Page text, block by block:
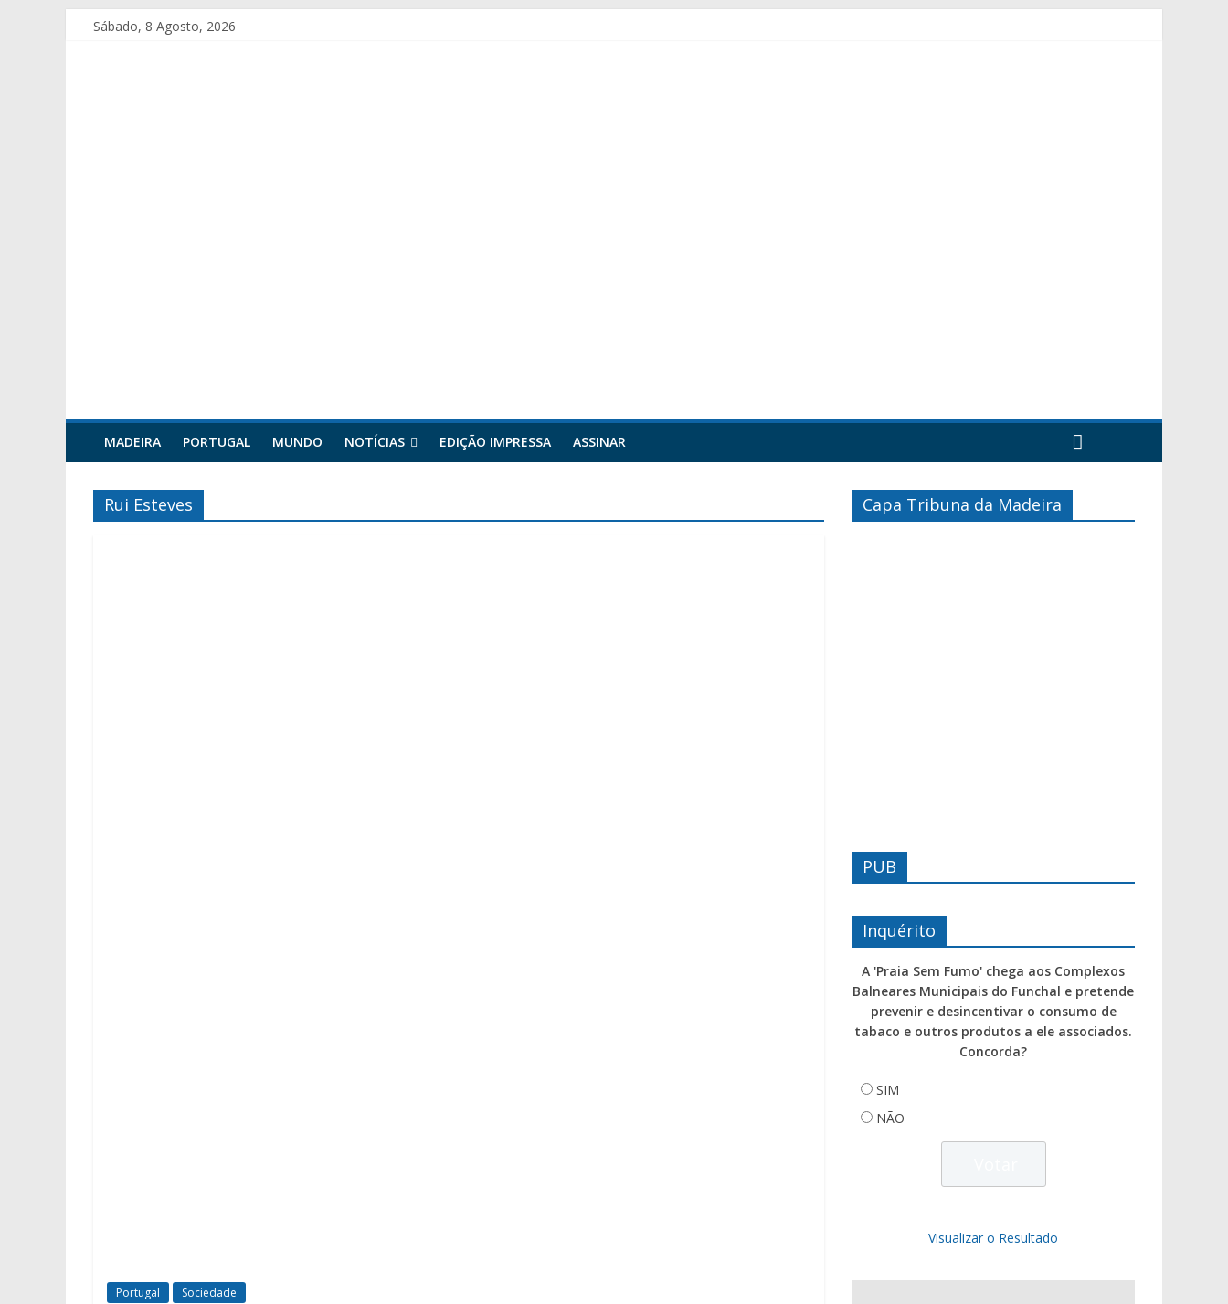
Sábado, 8 Agosto, 2026
MADEIRA PORTUGAL MUNDO NOTÍCIAS EDIÇÃO IMPRESSA ASSINAR
Rui Esteves
Portugal Sociedade
Capa Tribuna da Madeira
PUB
Inquérito
A 'Praia Sem Fumo' chega aos Complexos
Balneares Municipais do Funchal e pretende
prevenir e desincentivar o consumo de
tabaco e outros produtos a ele associados.
Concorda?
SIM
NÃO
Visualizar o Resultado